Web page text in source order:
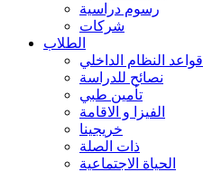
رسوم دراسية
شركات
الطلاب
قواعد النظام الداخلي
نصائح للدراسة
تأمين طبي
الفيزا و الاقامة
خريجينا
ذات الصلة
الحياة الاجتماعية